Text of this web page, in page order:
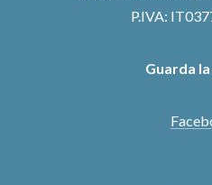
P.IVA:
Guarda